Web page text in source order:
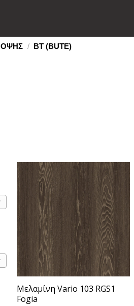
ΟΨΗΣ / BT (BUTE)
Μελαμίνη Vario 103 RGS1
Fogia